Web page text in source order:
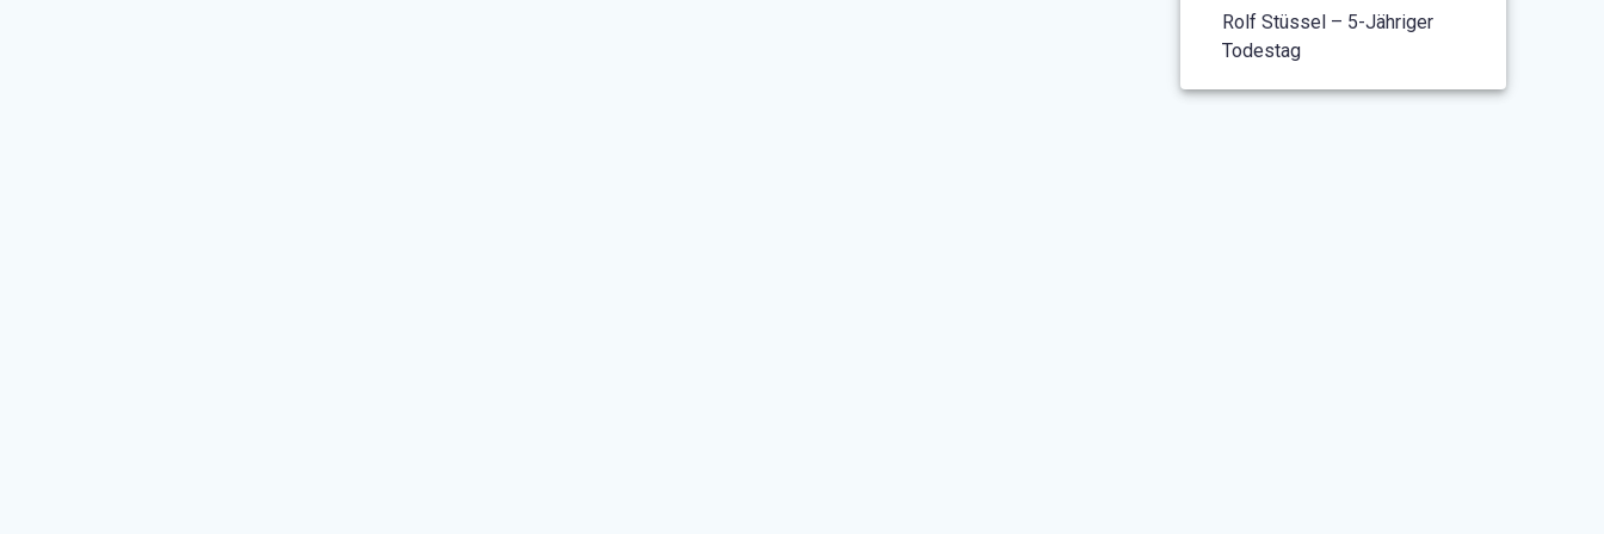
Rolf Stüssel – 5-Jähriger
Todestag